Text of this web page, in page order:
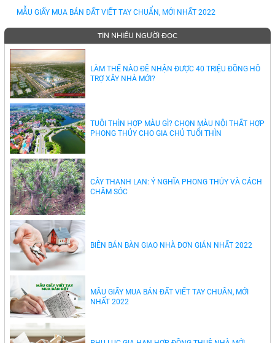
MẪU GIẤY MUA BÁN ĐẤT VIẾT TAY CHUẨN, MỚI NHẤT 2022
TIN NHIỀU NGƯỜI ĐỌC
LÀM THẾ NÀO ĐỂ NHẬN ĐƯỢC 40 TRIỆU ĐỒNG HỖ
TRỢ XÂY NHÀ MỚI?
TUỔI THÌN HỢP MÀU GÌ? CHỌN MÀU NỘI THẤT HỢP
PHONG THỦY CHO GIA CHỦ TUỔI THÌN
CÂY THANH LAN: Ý NGHĨA PHONG THỦY VÀ CÁCH
CHĂM SÓC
BIÊN BẢN BÀN GIAO NHÀ ĐƠN GIẢN NHẤT 2022
MẪU GIẤY MUA BÁN ĐẤT VIẾT TAY CHUẨN, MỚI
NHẤT 2022